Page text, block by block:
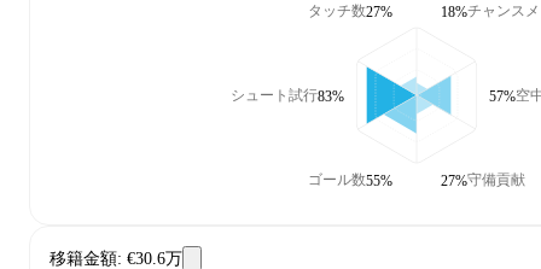
タッチ数27%
シュート試行83%
ゴール数55%
チャンス
18%
空
57%
守備貢献
27%
移籍金額: €30.6万